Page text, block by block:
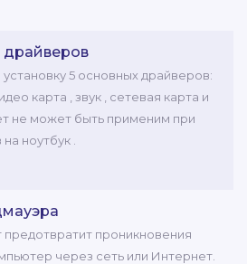
драйверов
установку 5 основных драйверов:
карта , звук , сетевая карта и
не может быть применим при
ноутбук .
проникновения
через сеть или Интернет.